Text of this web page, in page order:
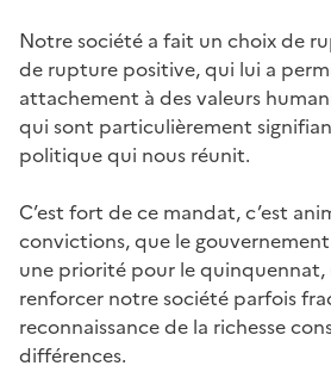
Notre société a fait un choix de
de rupture positive, qui lui a
attachement à des valeurs
qui sont particulièrement
politique qui nous réunit.
C’est fort de ce mandat, c’est
convictions, que le
une priorité pour le
renforcer notre société parfois
reconnaissance de la richesse
différences.